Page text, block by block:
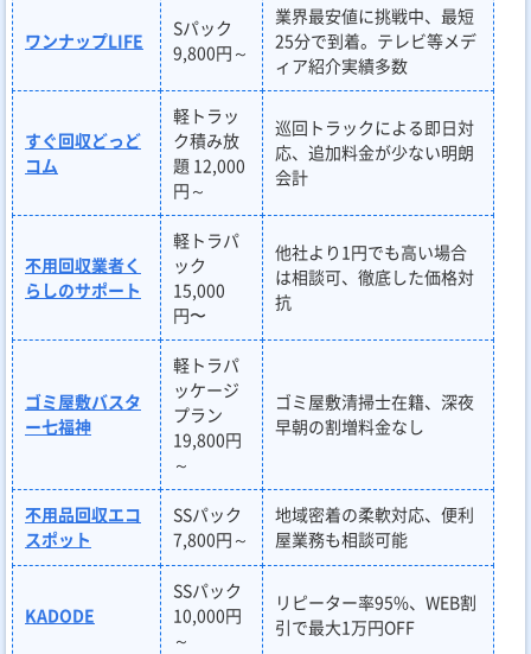
ワンナップLIFE
Sパック
9,800円～
業界最安値に挑戦中、最短
25分で到着。テレビ等メデ
ィア紹介実績多数
すぐ回収どっど
コム
軽トラッ
ク積み放
題 12,000
円～
巡回トラックによる即日対
応、追加料金が少ない明朗
会計
不用回収業者く
らしのサポート
軽トラパ
ック
15,000
円〜
他社より1円でも高い場合
は相談可、徹底した価格対
抗
ゴミ屋敷バスタ
ー七福神
軽トラパ
ッケージ
プラン
19,800円
～
ゴミ屋敷清掃士在籍、深夜
早朝の割増料金なし
不用品回収エコ
スポット
SSパック
7,800円～
地域密着の柔軟対応、便利
屋業務も相談可能
KADODE
SSパック
10,000円
～
リピーター率95%、WEB割
引で最大1万円OFF